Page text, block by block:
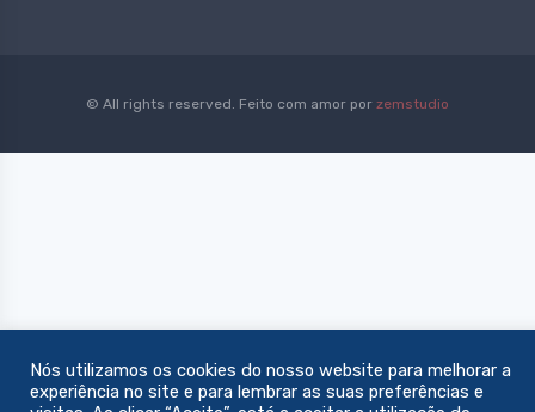
© All rights reserved. Feito com amor por zemstudio
Nós utilizamos os cookies do nosso website para melhorar a
experiência no site e para lembrar as suas preferências e